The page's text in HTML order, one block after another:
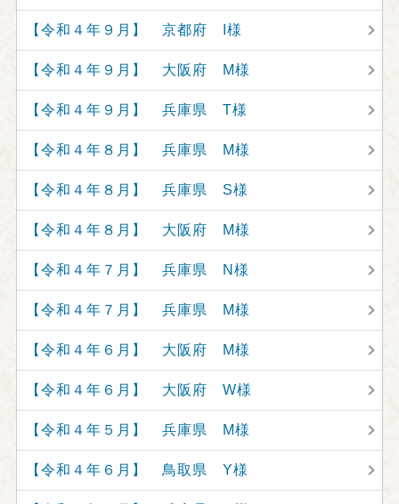
【令和４年９月】 京都府 I様
【令和４年９月】 大阪府 M様
【令和４年９月】 兵庫県 T様
【令和４年８月】 兵庫県 M様
【令和４年８月】 兵庫県 S様
【令和４年８月】 大阪府 M様
【令和４年７月】 兵庫県 N様
【令和４年７月】 兵庫県 M様
【令和４年６月】 大阪府 M様
【令和４年６月】 大阪府 W様
【令和４年５月】 兵庫県 M様
【令和４年６月】 鳥取県 Y様